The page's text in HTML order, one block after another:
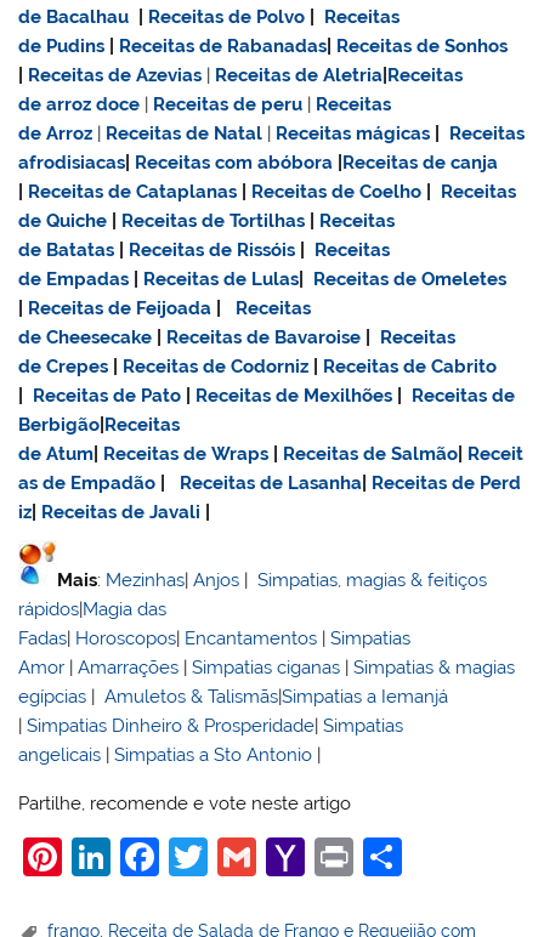
de Bacalhau
Receitas de Polvo
Receitas
de Pudins
Receitas de Rabanadas Receitas de Sonhos
Receitas de Azevias | Receitas de Aletria Receitas
dearroz doce | Receitas de peru | Receitas
de Arroz | Receitas de Natal | Receitas mágicas
Receitas
afrodisiacas Receitas com abóbora Receitas de canja
Receitas de Cataplanas Receitas de Coelho
Receitas
de Quiche
Receitas de Tortilhas
Receitas
de Batatas
Receitas de Rissóis
Receitas
de Empadas
Receitas de Lulas
Receitas de Omeletes
Receitas de Feijoada
Receitas
de Cheesecake
Receitas de Bavaroise
Receitas
de Crepes
Receitas de Codorniz
Receitas de Cabrito
Receitas de Pato Receitas de Mexilhões
Receitas de
Berbigão Receitas
de Atum Receitas de Wraps Receitas de Salmão Receit
as de Empadão
Receitas de Lasanha Receitas de Perd
iz Receitas de Javali
Mais: Mezinhas|Anjos |Simpatias, magias & feitiços
rápidos|Magia das
Fadas| Horoscopos| Encantamentos |Simpatias
Amor |Amarrações |Simpatias ciganas |Simpatias & magias
egípcias |Amuletos & Talismãs|Simpatias a Iemanjá
|Simpatias Dinheiro & Prosperidade|Simpatias
angelicais |Simpatias a Sto Antonio |
Partilhe, recomende e vote neste artigo
Pi Li F
T
G
Y
Pr
frango Receita de Salada de Frango e Requeijão com